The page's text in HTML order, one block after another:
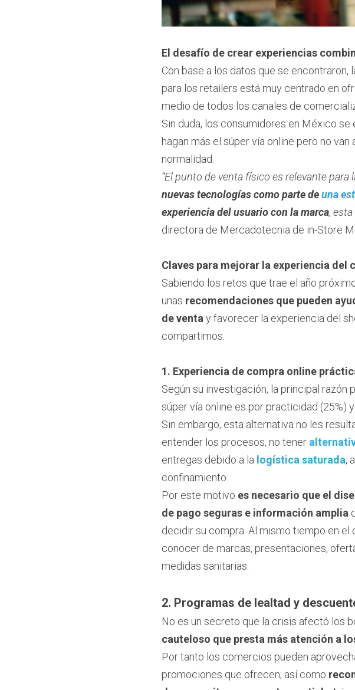
El desafío de crear experiencias
Con base a los datos que se
para los retailers está muy centrado en
medio de todos los canales de
Sin duda, los consumidores en México
hagan más el súper vía online pero no
normalidad.
“El punto de venta físico es relevante
nuevas tecnologías como parte de una
experiencia del usuario con la marca,
directora de Mercadotecnia de in-Store
Claves para mejorar la experiencia del
Sabiendo los retos que trae el año
unas recomendaciones que pueden
de venta y favorecer la experiencia del
compartimos.
1. Experiencia de compra online
Según su investigación, la principal razón
súper vía online es por practicidad (25%)
Sin embargo, esta alternativa no les
entender los procesos, no tener
entregas debido a la logística saturada,
confinamiento.
Por este motivo es necesario que el
de pago seguras e información amplia
decidir su compra. Al mismo tiempo en
conocer de marcas, presentaciones,
medidas sanitarias.
2. Programas de lealtad y
No es un secreto que la crisis afectó los
cauteloso que presta más atención a
Por tanto los comercios pueden
promociones que ofrecen; así como